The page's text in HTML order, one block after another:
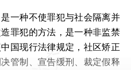
种不使罪犯与社会隔离并
罪犯的方法，是一种非监禁
国现行法律规定，社区矫正
管制、宣告缓刑、裁定假释